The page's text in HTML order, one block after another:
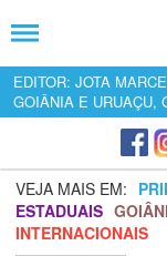
EDITOR: JOTA
GOIÂNIA E URUAÇU,
VEJA MAIS EM:
ESTADUAIS
INTERNACIONAIS